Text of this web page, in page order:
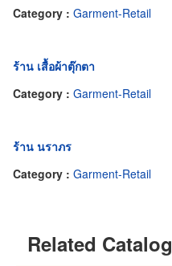
Category : Garment-Retail
ร้าน เสื้อผ้าตุ๊กตา
Category : Garment-Retail
ร้าน นราภร
Category : Garment-Retail
Related Catalog